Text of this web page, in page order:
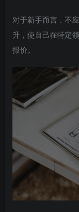
对于新手而言，不
升，使自己在特定
报价。